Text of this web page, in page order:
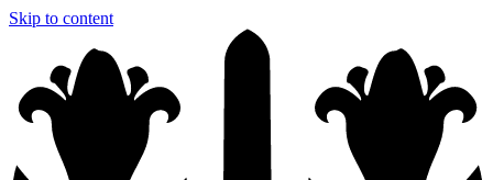
Skip to content